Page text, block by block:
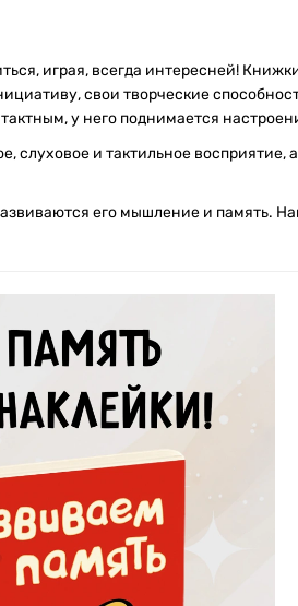
играя, всегда интересней!
свои творческие
у него поднимается
слуховое и тактильное восприятие,
его мышление и память.